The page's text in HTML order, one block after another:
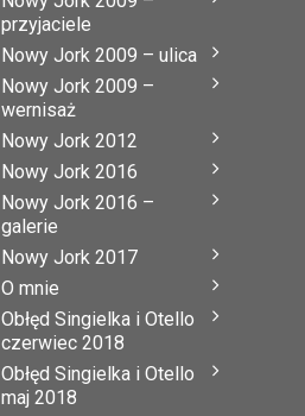
przyjaciele
Nowy Jork 2009 – ulica
Nowy Jork 2009 –
wernisaż
Nowy Jork 2012
Nowy Jork 2016
Nowy Jork 2016 –
galerie
Nowy Jork 2017
O mnie
Obłęd Singielka i Otello
czerwiec 2018
Obłęd Singielka i Otello
maj 2018